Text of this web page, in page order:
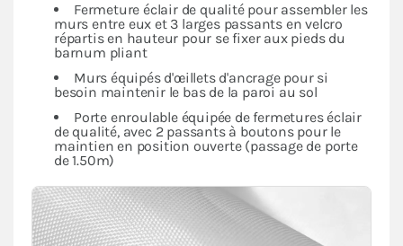
Fermeture éclair de qualité pour assembler les
murs entre eux et 3 larges passants en velcro
répartis en hauteur pour se fixer aux pieds du
barnum pliant
Murs équipés d'œillets d'ancrage pour si
besoin maintenir le bas de la paroi au sol
Porte enroulable équipée de fermetures éclair
de qualité, avec 2 passants à boutons pour le
maintien en position ouverte (passage de porte
de 1.50m)